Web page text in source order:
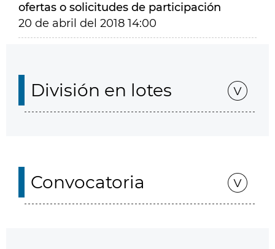
ofertas o solicitudes de participación
20 de abril del 2018 14:00
División en lotes
Convocatoria